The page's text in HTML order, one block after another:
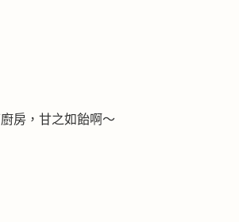
房，甘之如飴啊～